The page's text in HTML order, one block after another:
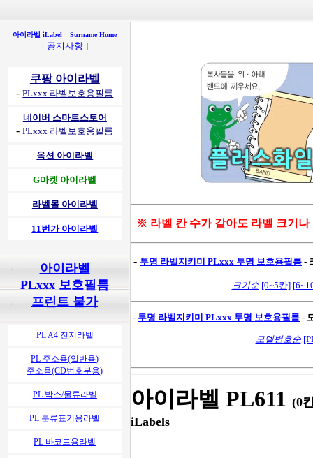
아이라벨 iLabel | Surname Home
[ 공지사항 ]
쿠팡 아이라벨
-PLxxx 라벨보호용필름
네이버 스마트스토어
-PLxxx 라벨보호용필름
옥션 아이라벨
G마켓 아이라벨
라벨몰 아이라벨
11번가 아이라벨
아이라벨
PLxxx 보호필름
프린트 불가
PL A4 전지라벨
PL 주소용(일반용)
주소용(CD번호부용)
PL 박스/물류라벨
PL 분류표기용라벨
PL 바코드용라벨
※ 라벨 칸 수가 같아도 라벨 크기나
- 투명 라벨지키미 PLxxx 투명 보호용필름 -
크기순 [0~5칸]
- 투명 라벨지키미 PLxxx 투명 보호용필름 -
모델번호순
아이라벨 PL611 (0
iLabels